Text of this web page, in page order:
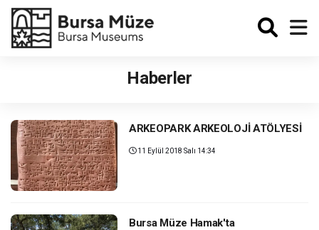
Enabled
Haberler
ARKEOPARK ARKEOLOJİ ATÖLYESİ
11 Eylül 2018 Salı 14:34
Bursa Müze Hamak'ta